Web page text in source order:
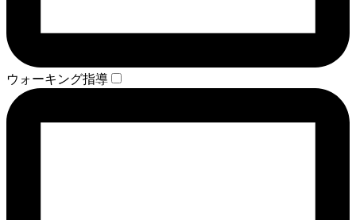
ウォーキング指導